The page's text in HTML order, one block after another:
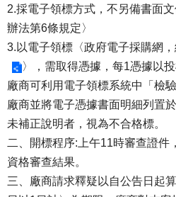
2.採電子領標方式，不另備書面
辦法第6條規定〉
3.以電子領標〈政府電子採購網
〉，需取得憑據，每1憑據以
廠商可利用電子領標系統中「檢
廠商並將電子憑據書面明細列置
未補正說明者，視為不合格標。
二、開標程序:上午11時審查證件
資格審查結果。
三、廠商請求釋疑以自公告日起